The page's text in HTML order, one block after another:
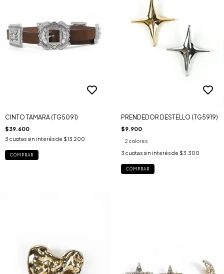
CINTO TAMARA (TG5091)
$39.600
3 cuotas sin interés de $13.200
COMPRAR
PRENDEDOR DESTELLO (TG5919)
$9.900
2 colores
3 cuotas sin interés de $3.300
COMPRAR